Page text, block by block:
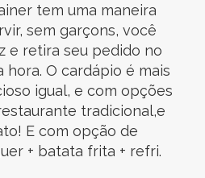
tem uma maneira
sem garçons, você
e retira seu pedido no
hora. O cardápio é mais
igual, e com opções
tradicional,e
E com opção de
+ batata frita + refri.